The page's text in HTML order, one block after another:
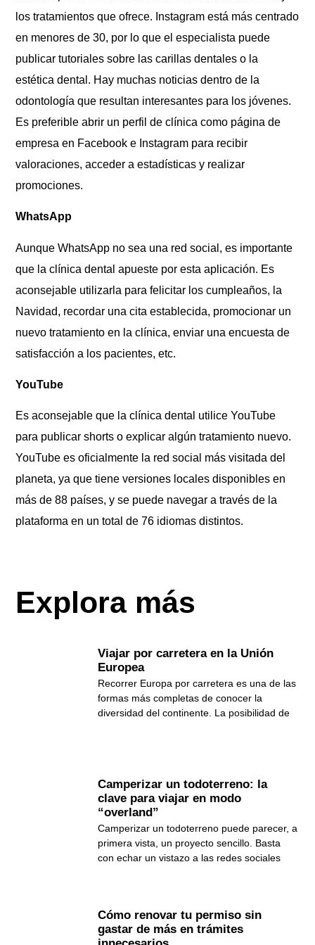
los tratamientos que ofrece. Instagram está más centrado
en menores de 30, por lo que el especialista puede
publicar tutoriales sobre las carillas dentales o la
estética dental. Hay muchas noticias dentro de la
odontología que resultan interesantes para los jóvenes.
Es preferible abrir un perfil de clínica como página de
empresa en Facebook e Instagram para recibir
valoraciones, acceder a estadísticas y realizar
promociones.
WhatsApp
Aunque WhatsApp no sea una red social, es importante
que la clínica dental apueste por esta aplicación. Es
aconsejable utilizarla para felicitar los cumpleaños, la
Navidad, recordar una cita establecida, promocionar un
nuevo tratamiento en la clínica, enviar una encuesta de
satisfacción a los pacientes, etc.
YouTube
Es aconsejable que la clínica dental utilice YouTube
para publicar shorts o explicar algún tratamiento nuevo.
YouTube es oficialmente la red social más visitada del
planeta, ya que tiene versiones locales disponibles en
más de 88 países, y se puede navegar a través de la
plataforma en un total de 76 idiomas distintos.
Explora más
Viajar por carretera en la Unión
Europea
Recorrer Europa por carretera es una de las
formas más completas de conocer la
diversidad del continente. La posibilidad de
Camperizar un todoterreno: la
clave para viajar en modo
“overland”
Camperizar un todoterreno puede parecer, a
primera vista, un proyecto sencillo. Basta
con echar un vistazo a las redes sociales
Cómo renovar tu permiso sin
gastar de más en trámites